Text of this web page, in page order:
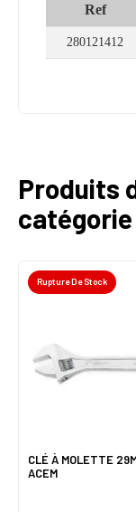
Ref
280121412
Produits
catégorie
Rupture De Stock
CLÉ À MOLETTE
ACEM